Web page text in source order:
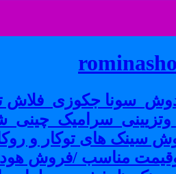
جکوزی_فلاش
های توکار و
مناسب /فروش